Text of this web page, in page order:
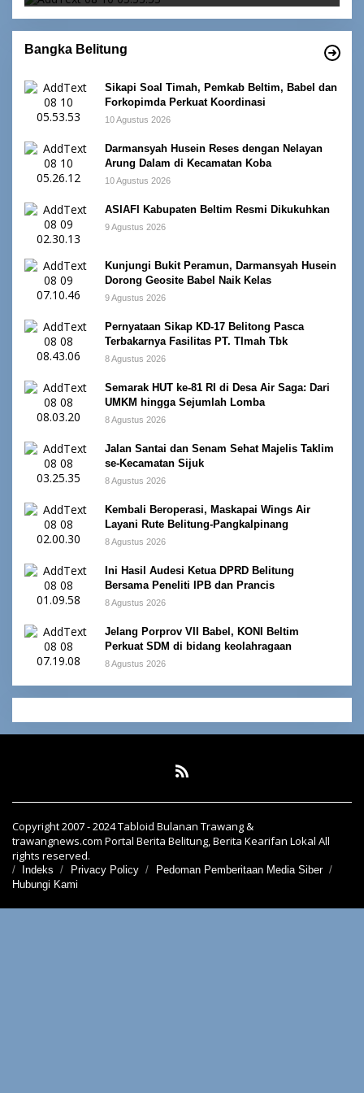
Bangka Belitung
Sikapi Soal Timah, Pemkab Beltim, Babel dan
Forkopimda Perkuat Koordinasi
10 Agustus 2026
Darmansyah Husein Reses dengan Nelayan
Arung Dalam di Kecamatan Koba
10 Agustus 2026
ASIAFI Kabupaten Beltim Resmi Dikukuhkan
9 Agustus 2026
Kunjungi Bukit Peramun, Darmansyah Husein
Dorong Geosite Babel Naik Kelas
9 Agustus 2026
Pernyataan Sikap KD-17 Belitong Pasca
Terbakarnya Fasilitas PT. TImah Tbk
8 Agustus 2026
Semarak HUT ke-81 RI di Desa Air Saga: Dari
UMKM hingga Sejumlah Lomba
8 Agustus 2026
Jalan Santai dan Senam Sehat Majelis Taklim
se-Kecamatan Sijuk
8 Agustus 2026
Kembali Beroperasi, Maskapai Wings Air
Layani Rute Belitung-Pangkalpinang
8 Agustus 2026
Ini Hasil Audesi Ketua DPRD Belitung
Bersama Peneliti IPB dan Prancis
8 Agustus 2026
Jelang Porprov VII Babel, KONI Beltim
Perkuat SDM di bidang keolahragaan
8 Agustus 2026
Copyright 2007 - 2024 Tabloid Bulanan Trawang &
trawangnews.com Portal Berita Belitung, Berita Kearifan Lokal All
rights reserved.
Indeks Privacy Policy
Pedoman Pemberitaan Media Siber
Hubungi Kami